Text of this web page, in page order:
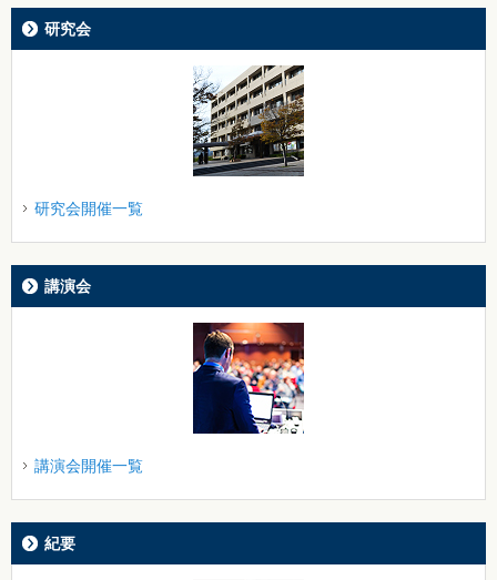
研究会
研究会開催一覧
講演会
講演会開催一覧
紀要